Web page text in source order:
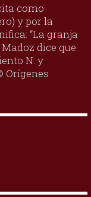
como
y por la
“La granja
dice que
N. y
Orígenes